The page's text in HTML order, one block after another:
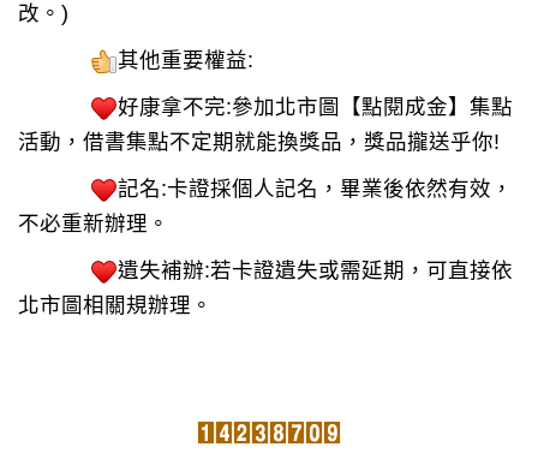
改。)
其他重要權益:
好康拿不完:參加北市圖【點閱成金】集點
活動，借書集點不定期就能換獎品，獎品攏送乎你!
記名:卡證採個人記名，畢業後依然有效，
不必重新辦理。
遺失補辦:若卡證遺失或需延期，可直接依
北市圖相關規辦理。